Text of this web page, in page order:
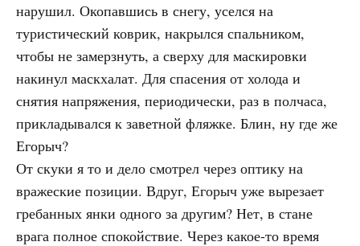
нарушил. Окопавшись в снегу, уселся на
туристический коврик, накрылся спальником,
чтобы не замерзнуть, а сверху для маскировки
накинул маскхалат. Для спасения от холода и
снятия напряжения, периодически, раз в полчаса,
прикладывался к заветной фляжке. Блин, ну где же
Егорыч?
От скуки я то и дело смотрел через оптику на
вражеские позиции. Вдруг, Егорыч уже вырезает
гребанных янки одного за другим? Нет, в стане
врага полное спокойствие. Через какое-то время